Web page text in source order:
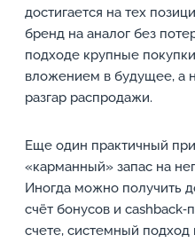
достигается на тех
бренд на аналог без
подходе крупные
вложением в будущее, а
разгар распродажи.
Еще один практичный
«карманный» запас на
Иногда можно получить
счёт бонусов и
счете, системный